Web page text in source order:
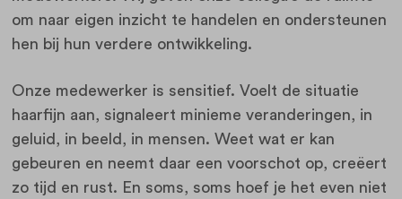
om naar eigen inzicht te handelen en ondersteunen
hen bij hun verdere ontwikkeling.
Onze medewerker is sensitief. Voelt de situatie
haarfijn aan, signaleert minieme veranderingen, in
geluid, in beeld, in mensen. Weet wat er kan
gebeuren en neemt daar een voorschot op, creëert
zo tijd en rust. En soms, soms hoef je het even niet